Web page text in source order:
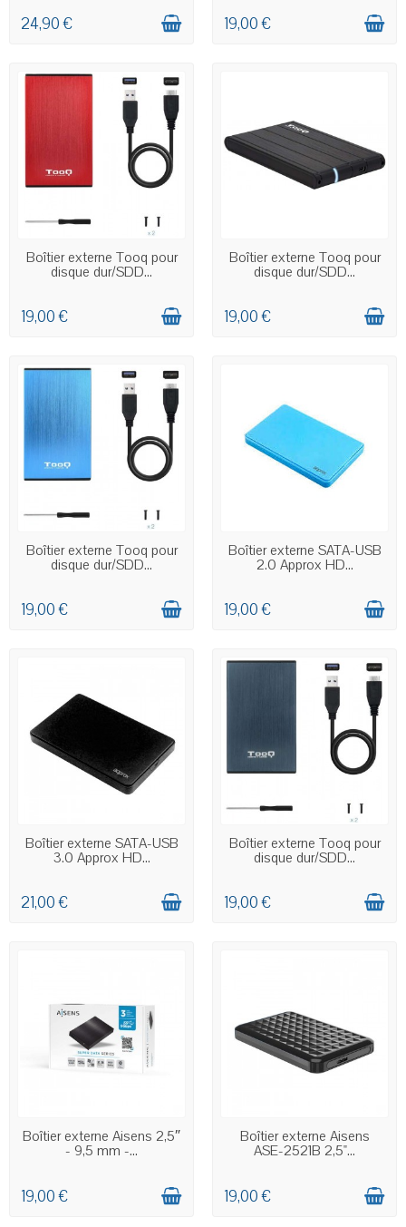
24,90 € 19,00 €
EN STOCK
Boîtier externe Tooq pour
disque dur/SDD...
19,00 €
EN STOCK
Boîtier externe Tooq pour
disque dur/SDD...
19,00 €
EN STOCK
Boîtier externe Tooq pour
disque dur/SDD...
19,00 €
EN STOCK
Boîtier externe SATA-USB
2.0 Approx HD...
19,00 €
EN STOCK
Boîtier externe SATA-USB
3.0 Approx HD...
21,00 €
EN STOCK
Boîtier externe Tooq pour
disque dur/SDD...
19,00 €
EN STOCK
Boîtier externe Aisens 2,5″
- 9,5 mm -...
19,00 €
EN STOCK
Boîtier externe Aisens
ASE-2521B 2,5"...
19,00 €